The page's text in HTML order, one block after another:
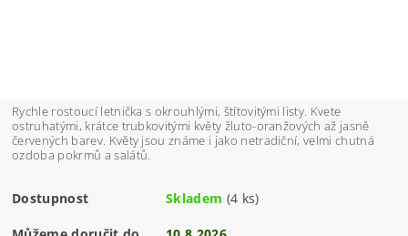
Rychle rostoucí letnička s okrouhlými, štítovitými listy. Kvete
ostruhatými, krátce trubkovitými květy žluto-oranžových až jasně
červených barev. Květy jsou známe i jako netradiční, velmi chutná
ozdoba pokrmů a salátů.
Dostupnost Skladem (4 ks)